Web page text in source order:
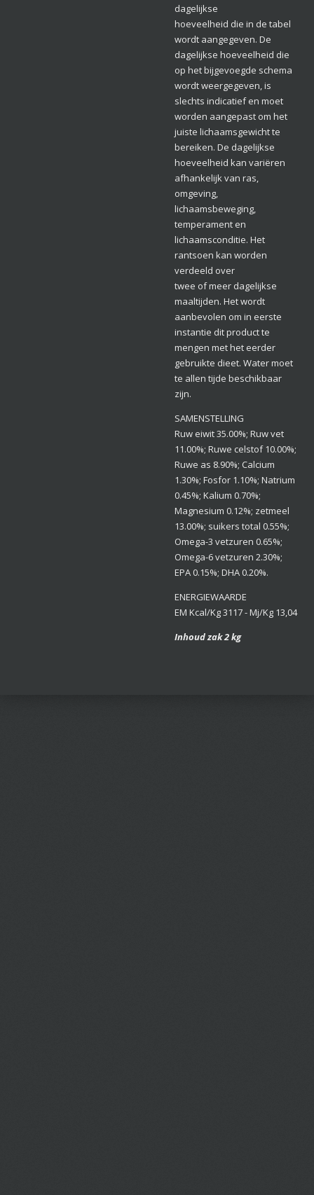
dagelijkse
hoeveelheid die in de tabel
wordt aangegeven. De
dagelijkse hoeveelheid die
op het bijgevoegde schema
wordt weergegeven, is
slechts indicatief en moet
worden aangepast om het
juiste lichaamsgewicht te
bereiken. De dagelijkse
hoeveelheid kan variëren
afhankelijk van ras,
omgeving,
lichaamsbeweging,
temperament en
lichaamsconditie. Het
rantsoen kan worden
verdeeld over
twee of meer dagelijkse
maaltijden. Het wordt
aanbevolen om in eerste
instantie dit product te
mengen met het eerder
gebruikte dieet. Water moet
te allen tijde beschikbaar
zijn.
SAMENSTELLING
Ruw eiwit 35.00%; Ruw vet
11.00%; Ruwe celstof 10.00%;
Ruwe as 8.90%; Calcium
1.30%; Fosfor 1.10%; Natrium
0.45%; Kalium 0.70%;
Magnesium 0.12%; zetmeel
13.00%; suikers total 0.55%;
Omega-3 vetzuren 0.65%;
Omega-6 vetzuren 2.30%;
EPA 0.15%; DHA 0.20%.
ENERGIEWAARDE
EM Kcal/Kg 3117 - Mj/Kg 13,04
Inhoud zak 2 kg